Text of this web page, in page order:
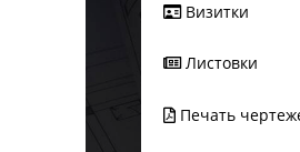
Визитки
Листовки
Печать